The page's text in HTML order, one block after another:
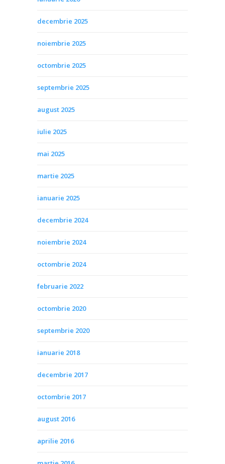
decembrie 2025
noiembrie 2025
octombrie 2025
septembrie 2025
august 2025
iulie 2025
mai 2025
martie 2025
ianuarie 2025
decembrie 2024
noiembrie 2024
octombrie 2024
februarie 2022
octombrie 2020
septembrie 2020
ianuarie 2018
decembrie 2017
octombrie 2017
august 2016
aprilie 2016